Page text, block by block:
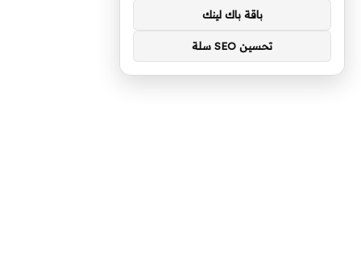
باقة باك لينك
تحسين SEO سلة